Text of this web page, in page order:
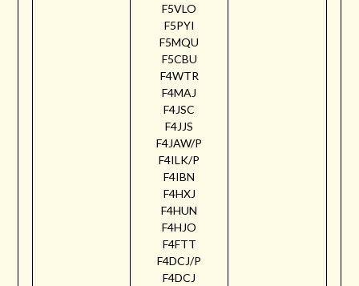
F5VLO
F5PYI
F5MQU
F5CBU
F4WTR
F4MAJ
F4JSC
F4JJS
F4JAW/P
F4ILK/P
F4IBN
F4HXJ
F4HUN
F4HJO
F4FTT
F4DCJ/P
F4DCJ